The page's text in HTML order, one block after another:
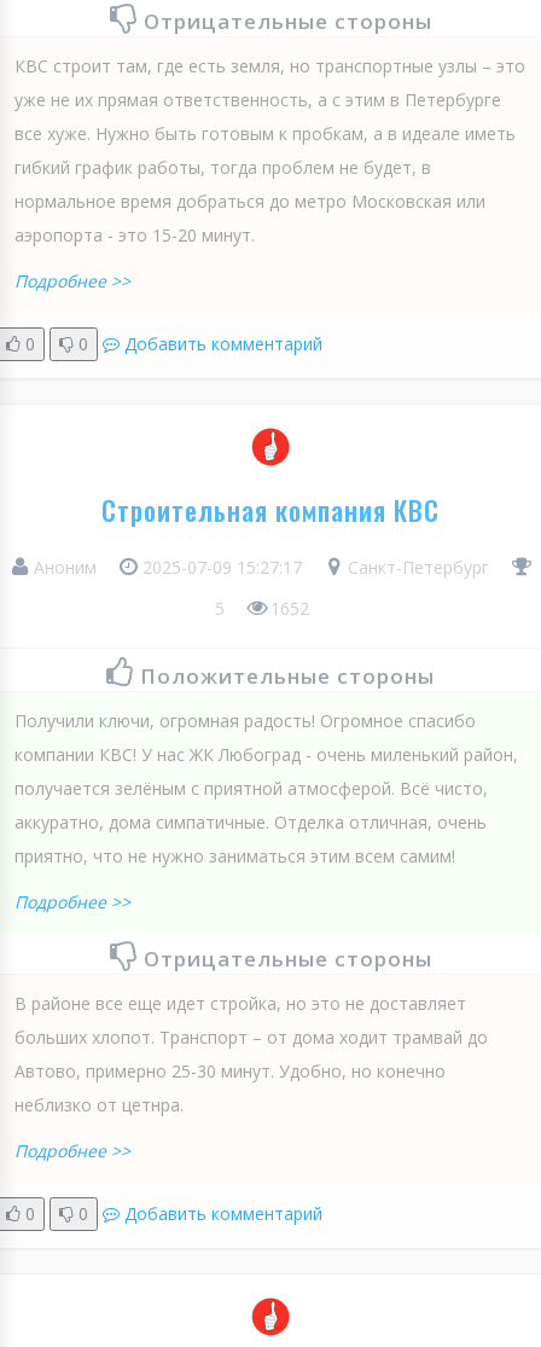
Отрицательные стороны
КВС строит там, где есть земля, но транспортные узлы – это
уже не их прямая ответственность, а с этим в Петербурге
все хуже. Нужно быть готовым к пробкам, а в идеале иметь
гибкий график работы, тогда проблем не будет, в
нормальное время добраться до метро Московская или
аэропорта - это 15-20 минут.
Подробнее >>
0 0 Добавить комментарий
Строительная компания КВС
Аноним 2025-07-09 15:27:17
Санкт-Петербург
5
1652
Положительные стороны
Получили ключи, огромная радость! Огромное спасибо
компании КВС! У нас ЖК Любоград - очень миленький район,
получается зелёным с приятной атмосферой. Всё чисто,
аккуратно, дома симпатичные. Отделка отличная, очень
приятно, что не нужно заниматься этим всем самим!
Подробнее >>
Отрицательные стороны
В районе все еще идет стройка, но это не доставляет
больших хлопот. Транспорт – от дома ходит трамвай до
Автово, примерно 25-30 минут. Удобно, но конечно
неблизко от цетнра.
Подробнее >>
0 0 Добавить комментарий